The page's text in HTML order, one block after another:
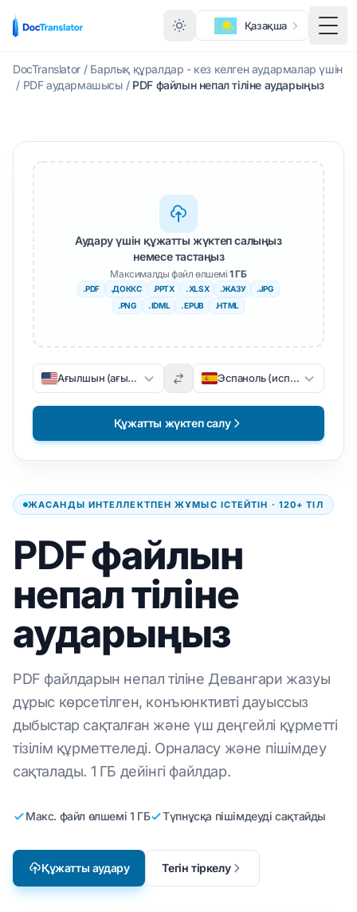
Қазақша
DocTranslator / Барлық құралдар - кез келген аудармалар үшін
/ PDF аудармашысы / PDF файлын непал тіліне аударыңыз
ЖАСАНДЫ ИНТЕЛЛЕКТПЕН ЖҰМЫС ІСТЕЙТІН · 120+ ТІЛ
PDF файлын
непал тіліне
аударыңыз
PDF файлдарын непал тіліне Девангари жазуы
дұрыс көрсетілген, конъюнктивті дауыссыз
дыбыстар сақталған және үш деңгейлі құрметті
тізілім құрметтеледі. Орналасу және пішімдеу
сақталады. 1 ГБ дейінгі файлдар.
Макс. файл өлшемі 1 ГБ Түпнұсқа пішімдеуді сақтайды
Құжатты аудару Тегін тіркелу
Аудару үшін құжатты жүктеп салыңыз
немесе тастаңыз
Максималды файл өлшемі1 ГБ
.PDF .ДОККС .PPTX . XLSX .ЖАЗУ
.JPG
.PNG
. IDML . EPUB .HTML
Ағылшын (ағылшын) Эспаноль (испан)
Құжатты жүктеп салу